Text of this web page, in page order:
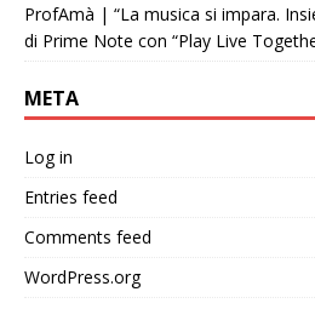
ProfAmà | “La musica si impara.
di Prime Note con “Play Live
META
Log in
Entries feed
Comments feed
WordPress.org